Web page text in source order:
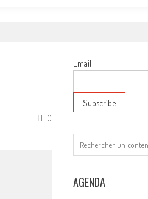
0
Email
AGENDA